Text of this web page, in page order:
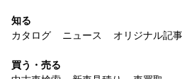
知る
カタログ
ニュース オリジナル記事
買う・売る